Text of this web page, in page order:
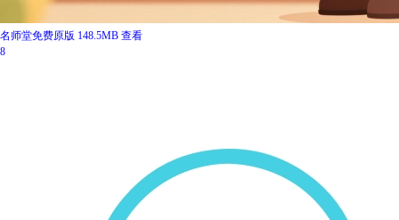
名师堂免费原版 148.5MB 查看
8